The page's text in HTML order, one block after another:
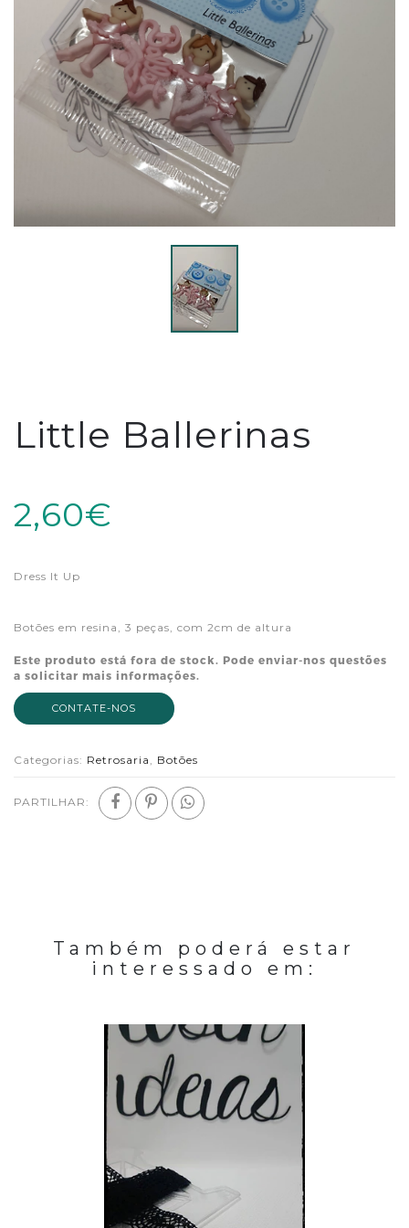
Little Ballerinas
2,60€
Dress It Up
Botões em resina, 3 peças, com 2cm de altura
Este produto está fora de stock. Pode enviar-nos questões
a solicitar mais informações.
CONTATE-NOS
Categorias: Retrosaria Botões
PARTILHAR:
Também poderá estar
interessado em: